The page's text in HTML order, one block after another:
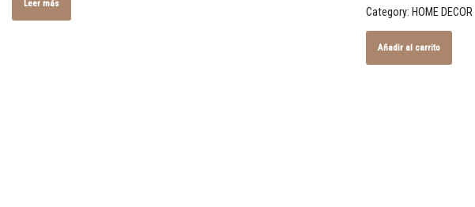
Leer más
Category: HOME DECOR
Añadir al carrito